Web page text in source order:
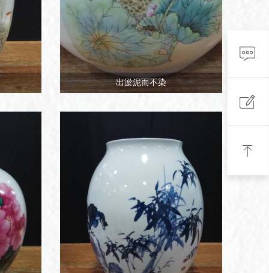
出淤泥而不染
ꁳ
ꂐ
ꁸ